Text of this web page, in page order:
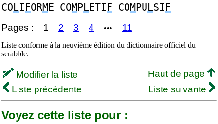
COLIFORME COMPLETIF COMPULSIF
Pages : 1 2 3 4 ••• 11
Liste conforme à la neuvième édition du dictionnaire officiel du
scrabble.
Modifier la liste
Haut de page
Liste précédente
Liste suivante
Voyez cette liste pour :